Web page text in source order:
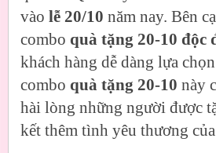
vào lễ 20/10 năm nay. Bên
combo quà tặng 20-10 độc
khách hàng dễ dàng lựa
combo quà tặng 20-10 này
hài lòng những người được
kết thêm tình yêu thương